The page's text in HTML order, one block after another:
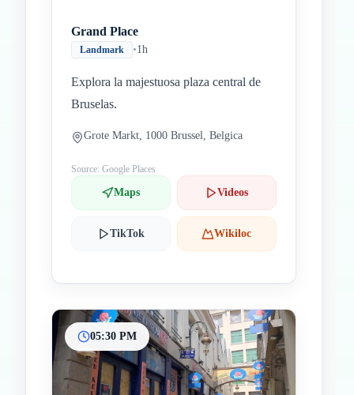
Grand Place
Landmark •1h
Explora la majestuosa plaza central de
Bruselas.
Grote Markt, 1000 Brussel, Belgica
Source: Google Places
Maps Videos
TikTok Wikiloc
05:30 PM